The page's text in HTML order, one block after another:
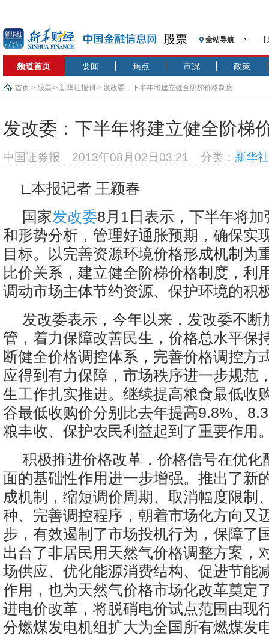
股票 全站导航
记
央
沥
频道首页 要闻 焦点 市况 政策
首页 > 股票 > 新华社报刊 > 发改委：下半年将建立健全阶梯价格制度
发改委：下半年将建立健全阶梯
中国证券报 2013年08月02日03:21 分类： 新华
□本报记者 王颖春
国家发改委8月1日表示，下半年将
和形势分析，管理好通胀预期，确保实
目标。以完善资源环境价格形成机制为
比价关系，建立健全阶梯价格制度，利
调动市场主体节约资源、保护环境的积
发改委表示，今年以来，发改委不断
管，着力保障改善民生，价格总水平保
断健全价格调控体系，完善价格调控方
应得到有力保障，市场秩序进一步规范
生工作扎实推进。继续提高粮食最低收
谷最低收购价分别比去年提高9.8%、
粮丰收、保护农民利益起到了重要作用
积极推进价格改革，价格信号在优化
面的基础性作用进一步增强。推出了新
成机制，缩短调价周期、取消幅度限制
种、完善调控程序，朝着市场化方向又
步，有效遏制了市场投机行为，保障了
出台了非居民用天然气价格调整方案，
场供应、优化能源消费结构、促进节能
作用，也为天然气价格市场化改革奠定
进电价改革，将脱硝电价试点范围由现
分燃煤发电机组扩大为全国所有燃煤发